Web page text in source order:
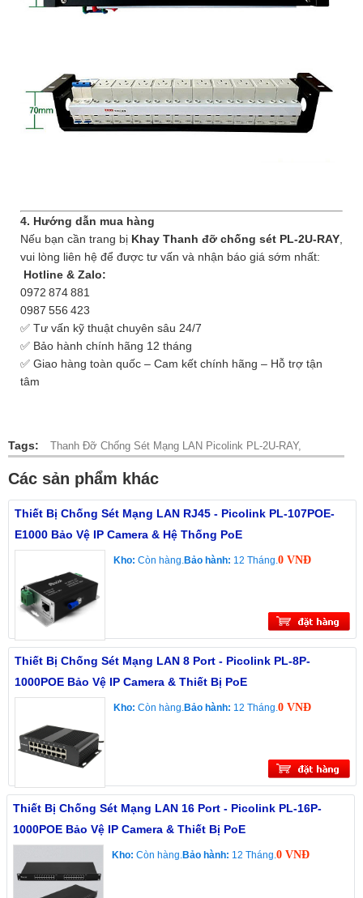
4. Hướng dẫn mua hàng
Nếu bạn cần trang bị Khay Thanh đỡ chống sét PL‑2U‑RAY
vui lòng liên hệ để được tư vấn và nhận báo giá sớm nhất:
Hotline & Zalo:
0972 874 881
0987 556 423
✅ Tư vấn kỹ thuật chuyên sâu 24/7
✅ Bảo hành chính hãng 12 tháng
✅ Giao hàng toàn quốc – Cam kết chính hãng – Hỗ trợ tận
tâm
Tags: Thanh Đỡ Chống Sét Mạng LAN Picolink PL‑2U‑RAY,
Các sản phẩm khác
Thiết Bị Chống Sét Mạng LAN RJ45 - Picolink PL-107POE-
E1000 Bảo Vệ IP Camera & Hệ Thống PoE
Kho: Còn hàng.Bảo hành: 12 Tháng.0 VNĐ
Thiết Bị Chống Sét Mạng LAN 8 Port - Picolink PL-8P-
1000POE Bảo Vệ IP Camera & Thiết Bị PoE
Kho: Còn hàng.Bảo hành: 12 Tháng.0 VNĐ
Thiết Bị Chống Sét Mạng LAN 16 Port - Picolink PL-16P-
1000POE Bảo Vệ IP Camera & Thiết Bị PoE
Kho: Còn hàng.Bảo hành: 12 Tháng.0 VNĐ